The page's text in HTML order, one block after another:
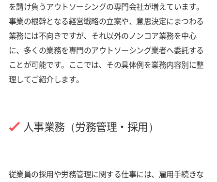
を請け負うアウトソーシングの専門会社が増えています。
事業の根幹となる経営戦略の立案や、意思決定にまつわる
業務には不向きですが、それ以外のノンコア業務を中心
に、多くの業務を専門のアウトソーシング業者へ委託する
ことが可能です。ここでは、その具体例を業務内容別に整
理してご紹介します。
人事業務（労務管理・採用）
従業員の採用や労務管理に関する仕事には、雇用手続きな